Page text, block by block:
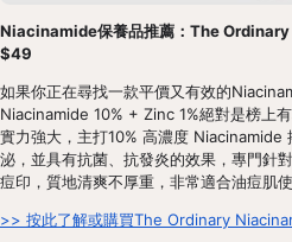
Niacinamide保養品推薦：The
$49
如果你正在尋找一款平價又有效的
Niacinamide 10% + Zinc 1%絕對是榜上
實力強大，主打10% 高濃度 Niacinamide
泌，並具有抗菌、抗發炎的效果，專門針
痘印，質地清爽不厚重，非常適合油痘肌使
>> 按此了解或購買The Ordinary